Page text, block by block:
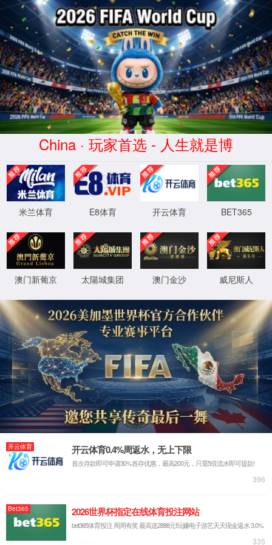
拉斯维加斯(Macau)股份有限公
司-Official website
4 4
您访问的页面去别的星球了
秒后返回主页